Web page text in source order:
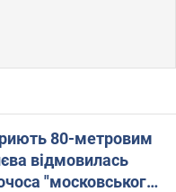
80-метровим
відмовилась
"московського